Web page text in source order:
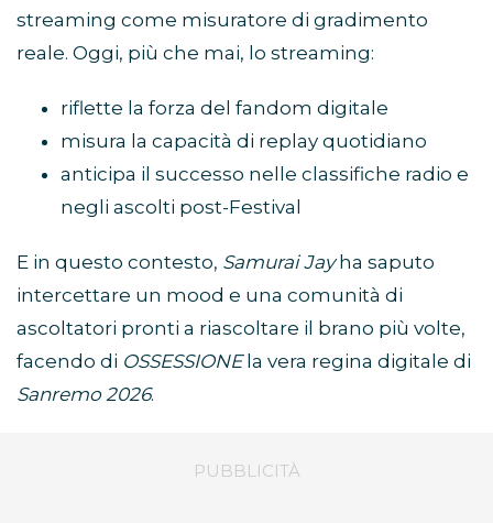
streaming come misuratore di gradimento
reale. Oggi, più che mai, lo streaming:
riflette la forza del fandom digitale
misura la capacità di replay quotidiano
anticipa il successo nelle classifiche radio e
negli ascolti post-Festival
E in questo contesto, Samurai Jayha saputo
intercettare un mood e una comunità di
ascoltatori pronti a riascoltare il brano più volte,
facendo di OSSESSIONEla vera regina digitale di
Sanremo 2026.